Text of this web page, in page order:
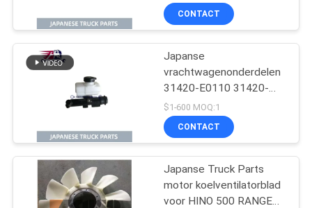
J08C-UJ J08CT OEM
11101-E0541
CONTACT
Japanse
vrachtwagenonderdelen
31420-E0110 31420-
E0110HP
Koppelingshoofdcilinder
voor HINO 500 J08E
$1-600 MOQ:1
CONTACT
Japanse Truck Parts
motor koelventilatorblad
voor HINO 500 RANGER